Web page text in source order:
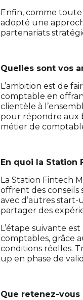
Enfin, comme toute
adopté une
partenariats
Quelles sont vos
L’ambition est de
comptable en
clientèle à
pour répondre aux
métier de
En quoi la Station
La Station Fintech
offrent des conseils
avec d’autres
partager des
L’étape suivante
comptables, grâce
conditions réelles.
up en phase de
Que retenez-